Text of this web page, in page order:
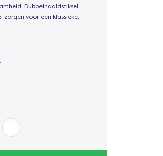
Dubbelnaaldstiksel,
voor een klassieke,